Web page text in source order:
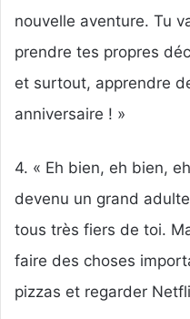
nouvelle aventure. Tu
prendre tes propres
et surtout, apprendre
anniversaire ! »
4. « Eh bien, eh bien,
devenu un grand
tous très fiers de toi.
faire des choses
pizzas et regarder